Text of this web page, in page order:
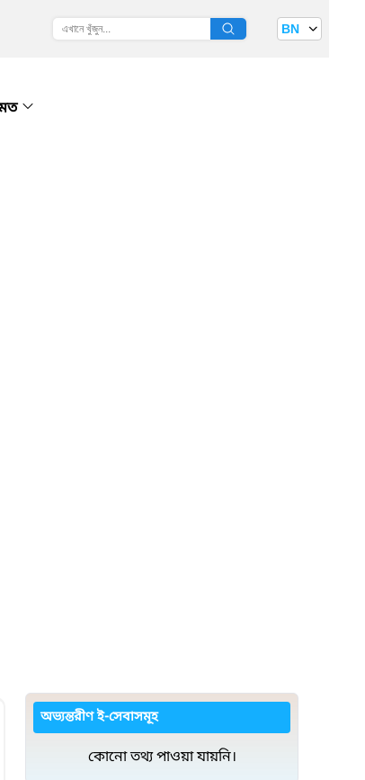
BN
অভ্যন্তরীণ ই-সেবাসমূহ
কোনো তথ্য পাওয়া যায়নি।